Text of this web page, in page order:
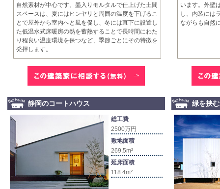
自然素材が中心です。墨入りモルタルで仕上げた土間
スペースは、夏にはヒンヤリと周囲の温度を下げるこ
とで屋外から室内へと風を促し、冬には直下に設置し
た低温水式床暖房の熱を蓄熱することで長時間にわた
り程良い温度環境を保つなど、季節ごとにその特徴を
発揮します。
います。外壁
し、内装には
ながらも自然
静岡のコートハウス
総工費
2500万円
敷地面積
269.5m²
延床面積
118.4m²
緑を挟